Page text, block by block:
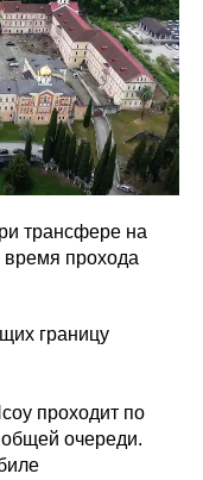
трансфере на
время прохода
границу
проходит по
очереди.